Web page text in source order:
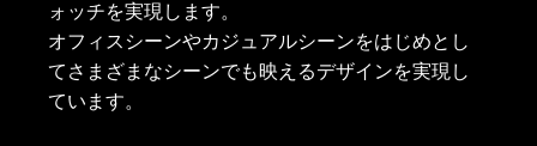
ォッチを実現します。
オフィスシーンやカジュアルシーンをはじめとし
てさまざまなシーンでも映えるデザインを実現し
ています。